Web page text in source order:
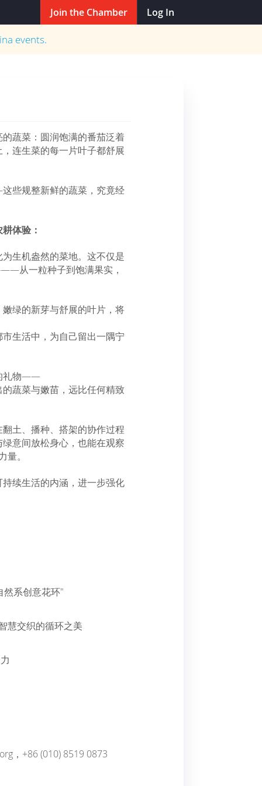
Join the Chamber Log In
events.
蔬菜：圆润饱满的番茄泛着
连生菜的每一片叶子都舒展
些规整新鲜的蔬菜，究竟经
体验：
生机盎然的菜地。这不仅是
从一粒种子到饱满果实，
绿的新芽与舒展的叶片，将
生活中，为自己留出一隅宁
礼物——
蔬菜与嫩苗，远比任何精致
土、播种、搭架的协作过程
意间放松身心，也能在观察
。
续生活的内涵，进一步强化
然系创意花环"
慧交织的循环之美
，+86 (010) 8519 0873